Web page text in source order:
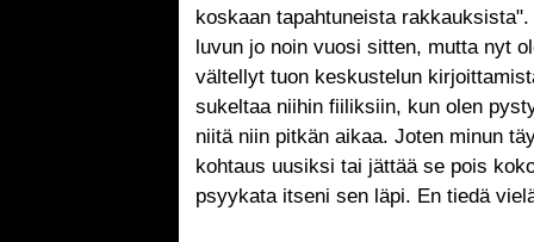
koskaan tapahtuneista
luvun jo noin vuosi sitten, mutta nyt
vältellyt tuon keskustelun
sukeltaa niihin fiiliksiin, kun olen
niitä niin pitkän aikaa. Joten minun
kohtaus uusiksi tai jättää se pois
psyykata itseni sen läpi. En tiedä